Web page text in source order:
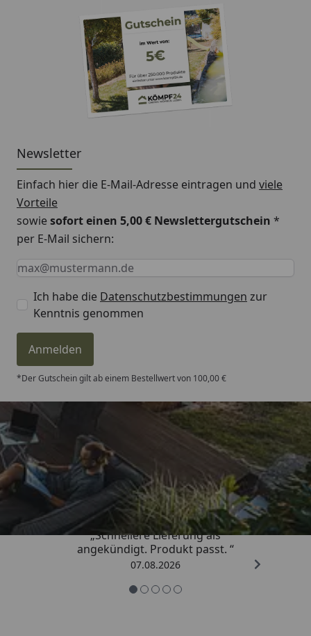
Newsletter
Einfach hier die E-Mail-Adresse eintragen und viele
Vorteile
sowiesofort einen 5,00 € Newslettergutschein *
per E-Mail sichern:
Keine Eingabe erforderlich
Eingabe erforderlich
E-Mail *
Ich habe die Datenschutzbestimmungen zur
Kenntnis genommen
Anmelden
*Der Gutschein gilt ab einem Bestellwert von 100,00 €
Trusted Shops
4,81/ 5
„Schnellere Lieferung als
angekündigt. Produkt passt. “
07.08.2026